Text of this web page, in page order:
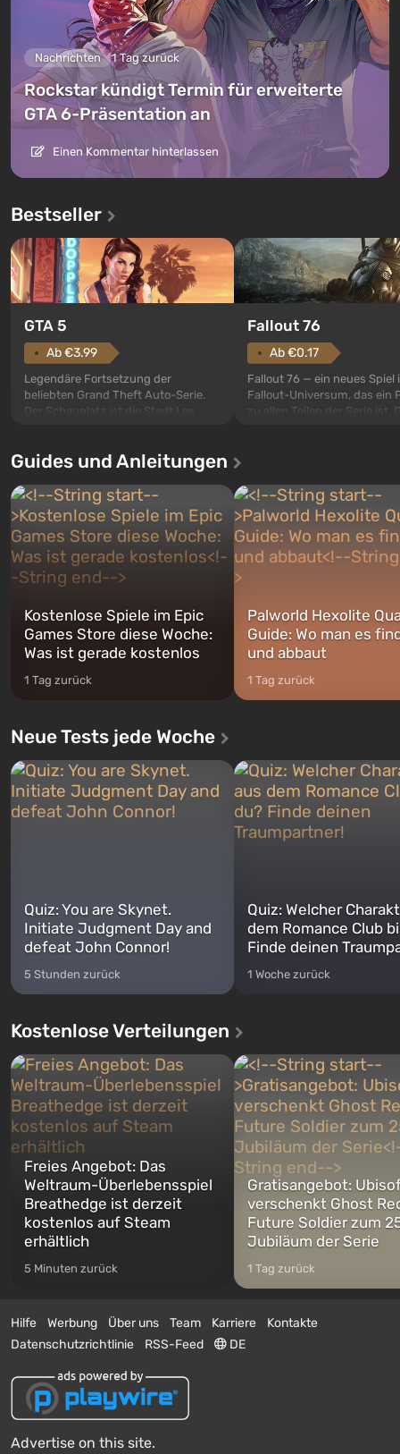
Nachrichten 1 Tag zurück
Rockstar kündigt Termin für erweiterte
GTA 6-Präsentation an
Einen Kommentar hinterlassen
Bestseller
GTA 5
Ab €3.99
Legendäre Fortsetzung der
beliebten Grand Theft Auto-Serie.
Der Schauplatz ist die Stadt Los
ersten Mal erzählt das Spiel die
Charakteren: Michael, Trevor und
Franklin, zwischen denen Sie
jederzeit...
Fallout 76
Ab €0.17
Fallout 76 — ein neues Spiel
Fallout-Universum, das ein
zu allen Teilen der Serie ist.
nach dem Abwurf von
auf Amerika geöffnet wird.
Guides und Anleitungen
Kostenlose Spiele im Epic
Games Store diese Woche:
Was ist gerade kostenlos
1 Tag zurück
Palworld Hexolite
Guide: Wo man es
und abbaut
1 Tag zurück
Neue Tests jede Woche
Quiz: You are Skynet.
Initiate Judgment Day and
defeat John Connor!
5 Stunden zurück
Quiz: Welcher
dem Romance Club
Finde deinen
1 Woche zurück
Kostenlose Verteilungen
Freies Angebot: Das
Weltraum-Überlebensspiel
Breathedge ist derzeit
kostenlos auf Steam
erhältlich
5 Minuten zurück
Gratisangebot:
verschenkt Ghost
Future Soldier zum
Jubiläum der Serie
1 Tag zurück
Hilfe Werbung Über uns Team Karriere
Kontakte
Datenschutzrichtlinie
RSS-Feed DE
Advertise on this site.